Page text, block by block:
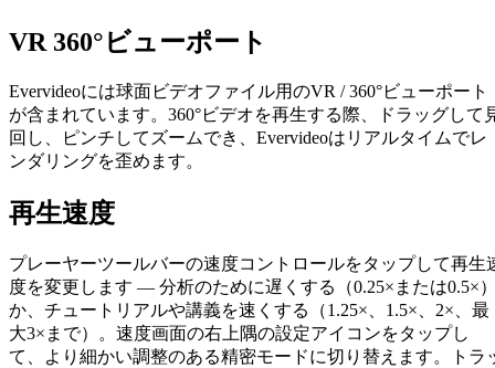
VR 360°ビューポート
Evervideoには球面ビデオファイル用のVR / 360°ビューポート
が含まれています。360°ビデオを再生する際、ドラッグして
回し、ピンチしてズームでき、Evervideoはリアルタイムでレ
ンダリングを歪めます。
再生速度
プレーヤーツールバーの速度コントロールをタップして再生
度を変更します — 分析のために遅くする（0.25×または0.5×
か、チュートリアルや講義を速くする（1.25×、1.5×、2×、最
大3×まで）。速度画面の右上隅の設定アイコンをタップし
て、より細かい調整のある精密モードに切り替えます。トラ